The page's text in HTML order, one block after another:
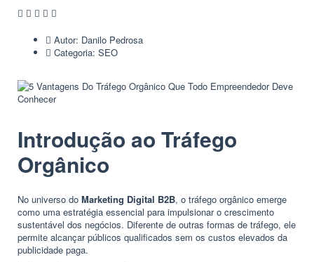
Autor: Danilo Pedrosa
Categoria: SEO
Introdução ao Tráfego
Orgânico
No universo do Marketing Digital B2B, o tráfego orgânico emerge
como uma estratégia essencial para impulsionar o crescimento
sustentável dos negócios. Diferente de outras formas de tráfego, ele
permite alcançar públicos qualificados sem os custos elevados da
publicidade paga.